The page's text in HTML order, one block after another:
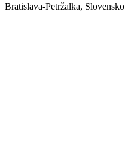
Bratislava-Petržalka, Slovensko